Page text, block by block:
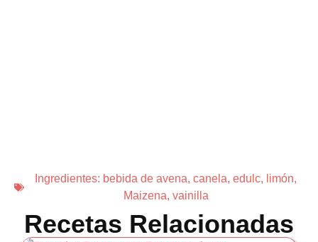
Ingredientes: bebida de avena, canela, edulc, limón,
Maizena, vainilla
Recetas Relacionadas